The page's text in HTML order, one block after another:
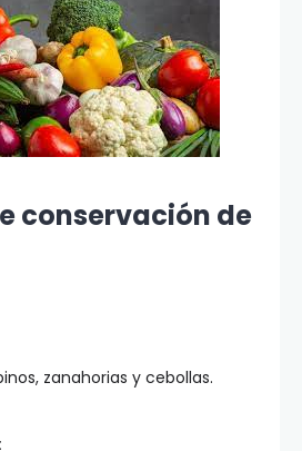
conservación de
zanahorias y cebollas.